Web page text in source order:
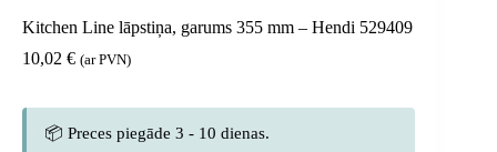
Kitchen Line lāpstiņa, garums 355 mm – Hendi 529409
10,02 € (ar PVN)
📦 Preces piegāde 3 - 10 dienas.